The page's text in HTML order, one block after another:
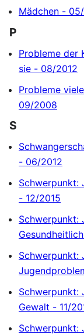
Mädchen -
P
Probleme der
sie - 08/2012
Probleme
09/2008
S
- 06/2012
Schwerpunkt:
- 12/2015
Schwerpunkt:
Schwerpunkt:
Schwerpunkt:
Gewalt - 11/
Schwerpunkt: